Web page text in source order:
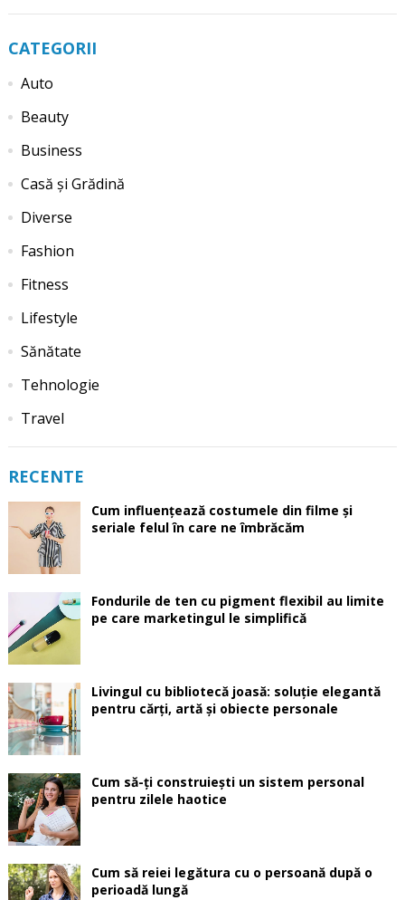
CATEGORII
Auto
Beauty
Business
Casă și Grădină
Diverse
Fashion
Fitness
Lifestyle
Sănătate
Tehnologie
Travel
RECENTE
Cum influențează costumele din filme și
seriale felul în care ne îmbrăcăm
Fondurile de ten cu pigment flexibil au limite
pe care marketingul le simplifică
Livingul cu bibliotecă joasă: soluție elegantă
pentru cărți, artă și obiecte personale
Cum să-ți construiești un sistem personal
pentru zilele haotice
Cum să reiei legătura cu o persoană după o
perioadă lungă